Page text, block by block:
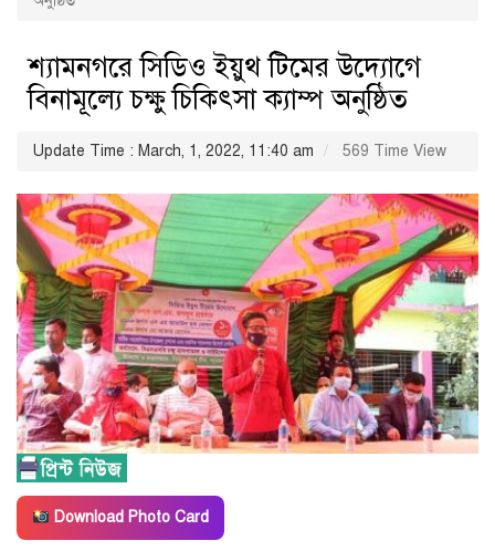
শ্যামনগরে সিডিও ইয়ুথ টিমের উদ্যোগে
বিনামূল্যে চক্ষু চিকিৎসা ক্যাম্প অনুষ্ঠিত
Update Time : March, 1, 2022, 11:40 am 569 Time View
Download Photo Card